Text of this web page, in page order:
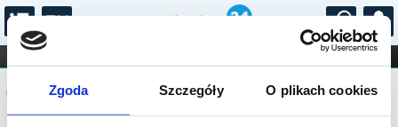
Zgoda Szczegóły O plikach cookies
...
FILHARMONIA OPERA I BALET
STAND-UP
DLA DZIECI
Komunikat